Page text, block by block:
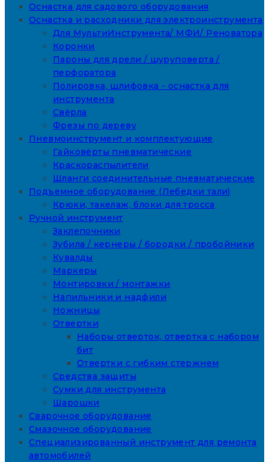
Оснастка для садового оборудования
Оснастка и расходники для электроинструмента
Для МультиИнструмента/ МФИ/ Реноватора
Коронки
Пароны для дрели / шуруповерта /
перфоратора
Полировка, шлифовка - оснастка для
инструмента
Свёрла
Фрезы по дереву
Пневмоинструмент и комплектующие
Гайковёрты пневматические
Краскораспылители
Шланги соединительные пневматические
Подъемное оборудование (Лебедки тали)
Крюки, такелаж, блоки для тросса
Ручной инструмент
Заклепочники
Зубила / кернеры / бородки / пробойники
Кувалды
Маркеры
Монтировки / монтажки
Напильники и надфили
Ножницы
Отвертки
Наборы отверток, отвертка с набором
бит
Отвертки с гибким стержнем
Средства защиты
Сумки для инструмента
Шарошки
Сварочное оборудование
Смазочное оборудование
Специализированный инструмент для ремонта
автомобилей